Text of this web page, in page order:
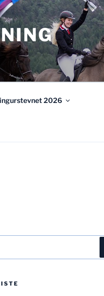
2026